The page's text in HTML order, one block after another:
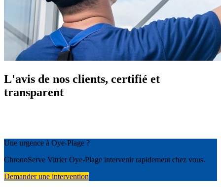
L'avis de nos clients, certifié et
transparent
Une urgence à Oye-Plage ?
ChronoServe Vitrier Oye-Plage intervenir rapidement chez vous.
Demander une intervention